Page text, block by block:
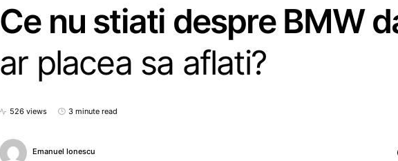
Ce nu stiati despre BMW
ar placea sa aflati?
526 views 3 minute read
Emanuel Ionescu